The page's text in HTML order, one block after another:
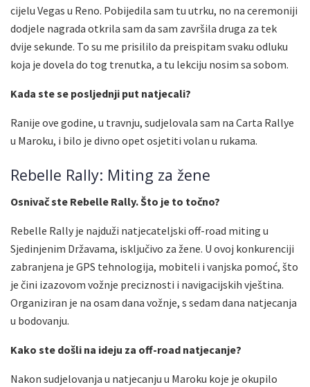
cijelu Vegas u Reno. Pobijedila sam tu utrku, no na ceremoniji
dodjele nagrada otkrila sam da sam završila druga za tek
dvije sekunde. To su me prisililo da preispitam svaku odluku
koja je dovela do tog trenutka, a tu lekciju nosim sa sobom.
Kada ste se posljednji put natjecali?
Ranije ove godine, u travnju, sudjelovala sam na Carta Rallye
u Maroku, i bilo je divno opet osjetiti volan u rukama.
Rebelle Rally: Miting za žene
Osnivač ste Rebelle Rally. Što je to točno?
Rebelle Rally je najduži natjecateljski off-road miting u
Sjedinjenim Državama, isključivo za žene. U ovoj konkurenciji
zabranjena je GPS tehnologija, mobiteli i vanjska pomoć, što
je čini izazovom vožnje preciznosti i navigacijskih vještina.
Organiziran je na osam dana vožnje, s sedam dana natjecanja
u bodovanju.
Kako ste došli na ideju za off-road natjecanje?
Nakon sudjelovanja u natjecanju u Maroku koje je okupilo